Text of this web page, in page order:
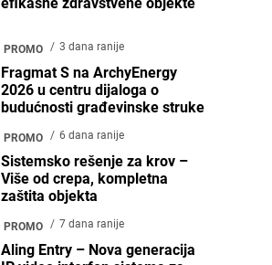
PROMO 3 dana ranije
Fragmat S na ArchyEnergy
2026 u centru dijaloga o
budućnosti građevinske struke
PROMO 6 dana ranije
Sistemsko rešenje za krov –
Više od crepa, kompletna
zaštita objekta
PROMO 7 dana ranije
Aling Entry – Nova generacija